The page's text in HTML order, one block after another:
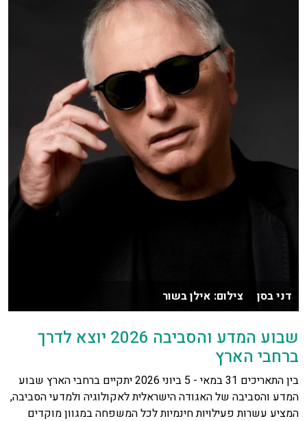
דני בסן צילום: אילן בשור
שבוע המדע והסביבה 2026 יוצא לדרך
ברחבי הארץ
בין התאריכים 31 במאי - 5 ביוני 2026 יתקיים ברחבי הארץ שבוע
המדע והסביבה של האגודה הישראלית לאקולוגיה ולמדעי הסביבה,
המציע עשרות פעילויות חינמיות לכל המשפחה במגוון מוקדים